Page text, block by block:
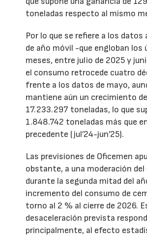
toneladas respecto al mismo
Por lo que se refiere a los datos
de año móvil -que engloban los
meses, entre julio de 2025 y
el consumo retrocede cuatro
frente a los datos de mayo,
mantiene aún un crecimiento
17.233.297 toneladas, lo que
1.848.742 toneladas más que
precedente (jul’24-jun’25).
Las previsiones de Oficemen
obstante, a una moderación
durante la segunda mitad del
incremento del consumo de
torno al 2 % al cierre de 2026.
desaceleración prevista
principalmente, al efecto